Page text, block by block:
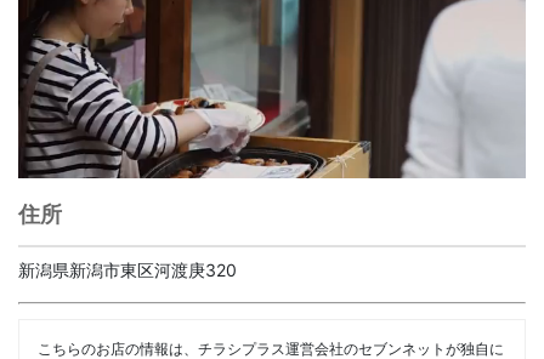
住所
新潟県新潟市東区河渡庚320
こちらのお店の情報は、チラシプラス運営会社のセブンネットが独自に